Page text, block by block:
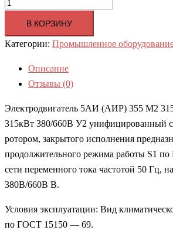
В КОРЗИНУ
Категории: Промышленное
Описание
Отзывы (0)
Электродвигатель 5АИ (АИР) 355 М2
315кВт 380/660В У2 унифицированный
ротором, закрытого исполнения
продолжительного режима работы S1
сети переменного тока частотой 50 Гц,
380В/660В В.
Условия эксплуатации: Вид
по ГОСТ 15150 — 69.